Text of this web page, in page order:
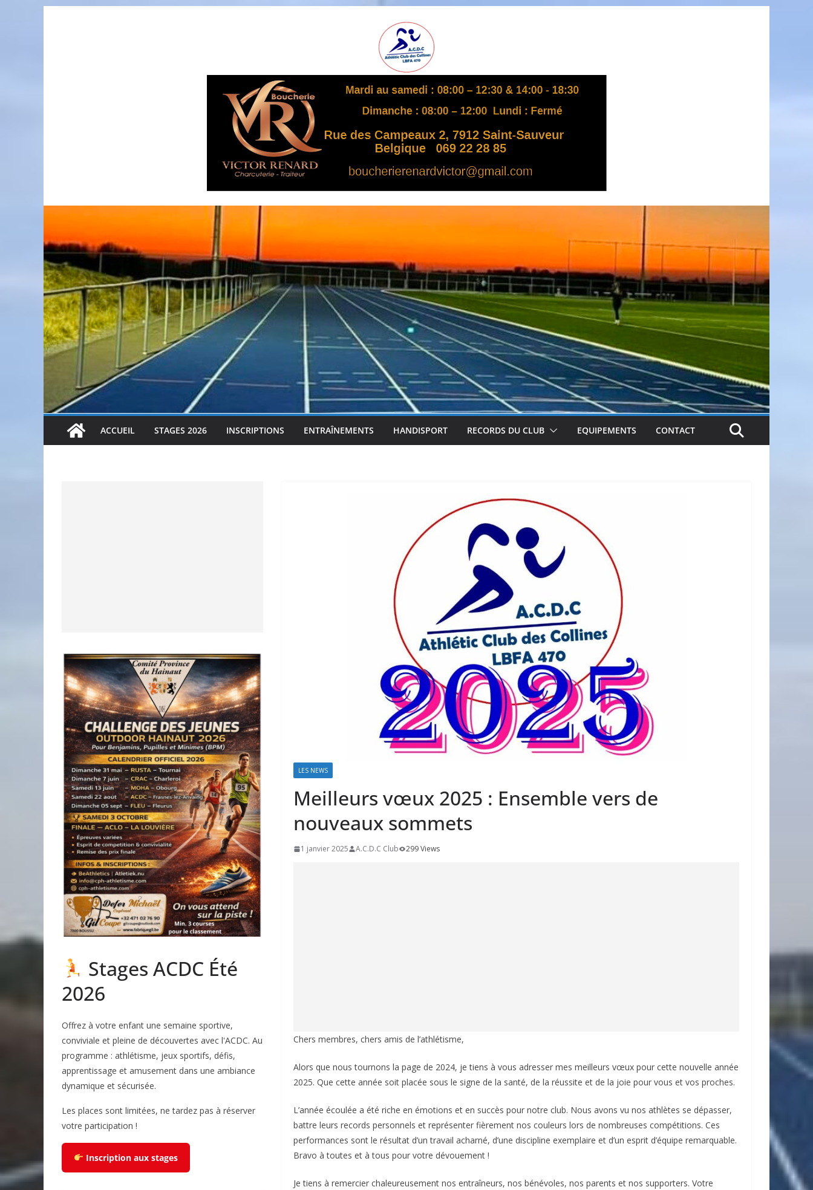
A
S
B
L
L
F
A
4
0
ACCUEIL STAGES 2026 INSCRIPTIONS ENTRAÎNEMENTS HANDISPORT RECORDS DU CLUB EQUIPEMENTS CONTACT
LES NEWS
Meilleurs vœux 2025 : Ensemble vers de
nouveaux sommets
1 janvier 2025 A.C.D.C Club 299 Views
Chers membres, chers amis de l’athlétisme,
Alors que nous tournons la page de 2024, je tiens à vous adresser mes meilleurs vœux pour cette nouvelle année
2025. Que cette année soit placée sous le signe de la santé, de la réussite et de la joie pour vous et vos proches.
L’année écoulée a été riche en émotions et en succès pour notre club. Nous avons vu nos athlètes se dépasser,
battre leurs records personnels et représenter fièrement nos couleurs lors de nombreuses compétitions. Ces
performances sont le résultat d’un travail acharné, d’une discipline exemplaire et d’un esprit d’équipe remarquable.
Bravo à toutes et à tous pour votre dévouement !
Je tiens à remercier chaleureusement nos entraîneurs, nos bénévoles, nos parents et nos supporters. Votre
Stages ACDC Été
2026
Offrez à votre enfant une semaine sportive,
conviviale et pleine de découvertes avec l'ACDC. Au
programme : athlétisme, jeux sportifs, défis,
apprentissage et amusement dans une ambiance
dynamique et sécurisée.
Les places sont limitées, ne tardez pas à réserver
votre participation !
Inscription aux stages